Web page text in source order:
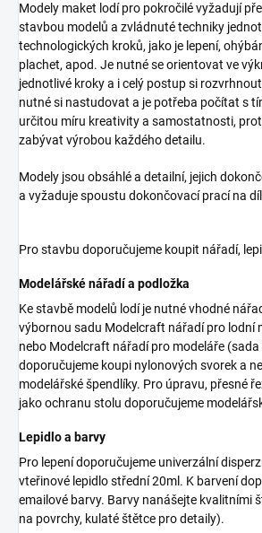
Modely maket lodí pro pokročilé vyžadují
stavbou modelů a zvládnuté techniky
technologických kroků, jako je lepení,
plachet, apod. Je nutné se orientovat ve
jednotlivé kroky a i celý postup si
nutné si nastudovat a je potřeba počítat s
určitou míru kreativity a samostatnosti,
zabývat výrobou každého detailu.
Modely jsou obsáhlé a detailní, jejich
a vyžaduje spoustu dokončovací prací na
Pro stavbu doporučujeme koupit nářadí,
Modelářské nářadí a podložka
Ke stavbě modelů lodí je nutné vhodné
výbornou sadu Modelcraft nářadí pro lodní
nebo Modelcraft nářadí pro modeláře (sada
doporučujeme koupi nylonových svorek a
modelářské špendlíky. Pro úpravu, přesné
jako ochranu stolu doporučujeme
Lepidlo a barvy
Pro lepení doporučujeme univerzální
vteřinové lepidlo střední 20ml. K barvení
emailové barvy. Barvy nanášejte kvalitními
na povrchy, kulaté štětce pro detaily).